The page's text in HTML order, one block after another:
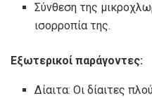
Σύνθεση της
ισορροπία της.
Εξωτερικοί παράγοντες:
Δίαιτα: Οι δίαιτες